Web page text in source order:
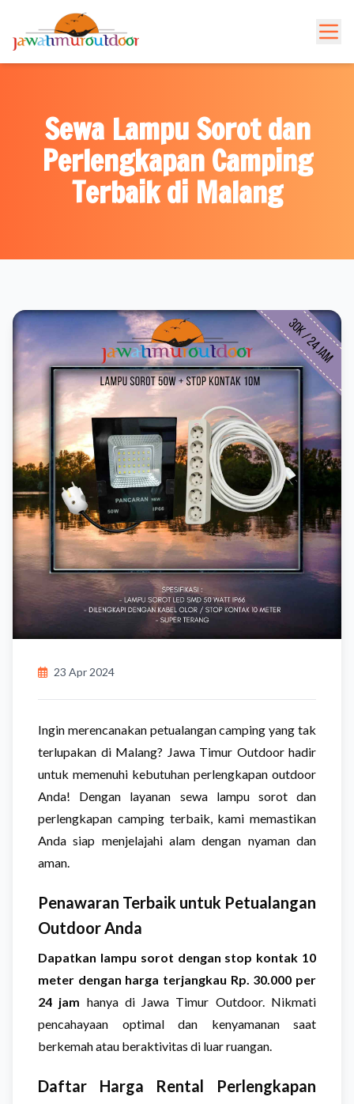
Sewa Lampu Sorot dan
Perlengkapan Camping
Terbaik di Malang
23 Apr 2024
Ingin merencanakan petualangan camping yang tak
terlupakan di Malang? Jawa Timur Outdoor hadir
untuk memenuhi kebutuhan perlengkapan outdoor
Anda! Dengan layanan sewa lampu sorot dan
perlengkapan camping terbaik, kami memastikan
Anda siap menjelajahi alam dengan nyaman dan
aman.
Penawaran Terbaik untuk Petualangan
Outdoor Anda
Dapatkan lampu sorot dengan stop kontak 10
meter dengan harga terjangkau Rp. 30.000 per
24 jam hanya di Jawa Timur Outdoor. Nikmati
pencahayaan optimal dan kenyamanan saat
berkemah atau beraktivitas di luar ruangan.
Daftar Harga Rental Perlengkapan